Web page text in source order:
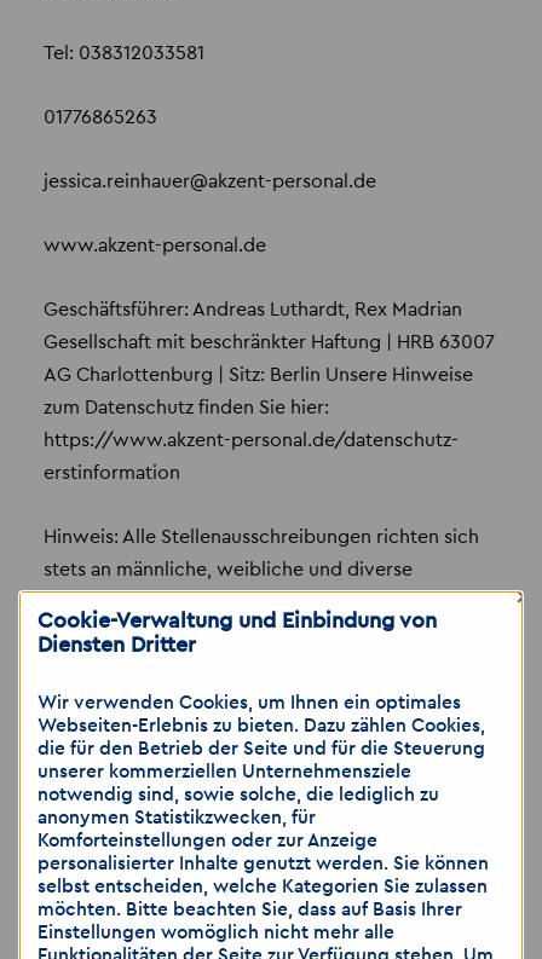
Tel: 038312033581
01776865263
jessica.reinhauer@akzent-personal.de
www.akzent-personal.de
Geschäftsführer: Andreas Luthardt, Rex Madrian
Gesellschaft mit beschränkter Haftung | HRB 63007
AG Charlottenburg | Sitz: Berlin Unsere Hinweise
zum Datenschutz finden Sie hier:
https://www.akzent-personal.de/datenschutz-
erstinformation
Hinweis: Alle Stellenausschreibungen richten sich
stets an männliche, weibliche und diverse
Herkunft, sexueller Orientierung, Behinderung,
Bewerberinnen erfolgt ausschließlich anhand von
Qualifikationen.
Wir weisen darauf hin, dass die Übermittlung von
personenbezogenen Daten über E-Mail als unsicher
eingestuft wird. Bitte achten Sie darauf, dass sie
lediglich dann Bewerbungsunterlagen per E-Mail
zusenden, wenn sie das Risiko als gering
Cookie-Verwaltung und Einbindung von
Diensten Dritter
×
Wir verwenden Cookies, um Ihnen ein optimales
Webseiten-Erlebnis zu bieten. Dazu zählen Cookies,
die für den Betrieb der Seite und für die Steuerung
unserer kommerziellen Unternehmensziele
notwendig sind, sowie solche, die lediglich zu
anonymen Statistikzwecken, für
Komforteinstellungen oder zur Anzeige
personalisierter Inhalte genutzt werden. Sie können
selbst entscheiden, welche Kategorien Sie zulassen
möchten. Bitte beachten Sie, dass auf Basis Ihrer
Einstellungen womöglich nicht mehr alle